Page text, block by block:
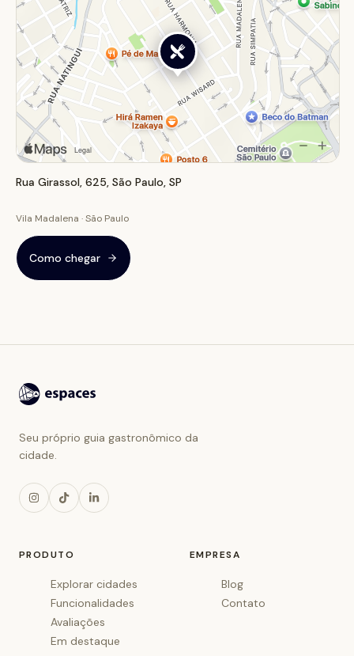
Além das esfihas, a casa oferece outros quitutes como
a mezze completa, com pão pita e acompanhamentos,
e a sobremesa knefe, um bolo de semolina com
muçarela derretida e calda de especiarias. O Shuk
Esfihas é ideal para um almoço descontraído ou um
happy hour animado, proporcionando uma viagem
gastronômica pelo Oriente Médio.
Rua Girassol, 625, São Paulo, SP
Vila Madalena · São Paulo
Como chegar
Seu próprio guia gastronômico da
cidade.
PRODUTO
Explorar cidades
Funcionalidades
Avaliações
Em destaque
EMPRESA
Blog
Contato